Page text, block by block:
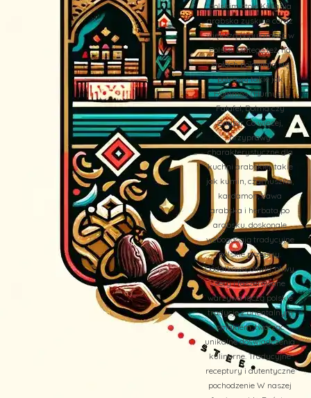
polskim stole Kuchnia
arabska zyskuje coraz
większą popularność w
Polsce. Dlatego też, na
stołach pojawiają się
potrawy takie jak
Hommos (Humus),
Falafel, Dolma czy
Zaatar. Co więcej,
przyprawy
charakterystyczne dla
kuchni arabskiej, takie
jak kumin, czarnuszka,
kardamon, kawa
arabska i herbata po
arabsku, doskonale
wzbogacają tradycyjne
polskie przepisy.
Dodatkowo, oliwki, oliwy,
sery i faszerowane
warzywa łączą polskie
tradycje z orientalnym
smakiem, tworząc
unikalne doświadczenia
kulinarne. Tradycyjne
receptury i autentyczne
pochodzenie W naszej